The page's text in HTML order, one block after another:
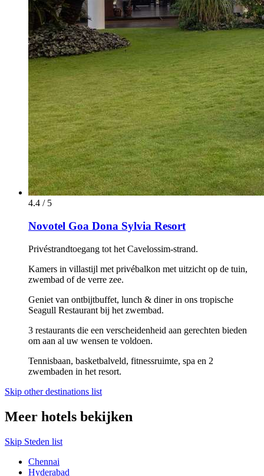
4.4 / 5
Novotel Goa Dona Sylvia Resort
Privéstrandtoegang tot het Cavelossim-strand.
Kamers in villastijl met privébalkon met uitzicht op de tuin,
zwembad of de verre zee.
Geniet van ontbijtbuffet, lunch & diner in ons tropische
Seagull Restaurant bij het zwembad.
3 restaurants die een verscheidenheid aan gerechten bieden
om aan al uw wensen te voldoen.
Tennisbaan, basketbalveld, fitnessruimte, spa en 2
zwembaden in het resort.
Skip other destinations list
Meer hotels bekijken
Skip Steden list
Chennai
Hyderabad